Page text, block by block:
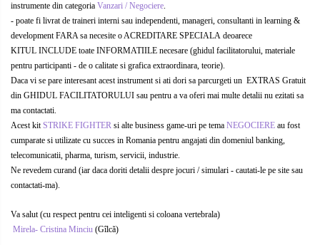
instrumente din categoria Vanzari / Negociere.
- poate fi livrat de traineri interni sau independenti, manageri, consultanti in learning &
development FARA sa necesite o ACREDITARE SPECIALA deoarece
KITUL INCLUDE toate INFORMATIILE necesare (ghidul facilitatorului, materiale
pentru participanti - de o calitate si grafica extraordinara, teorie).
Daca vi se pare interesant acest instrument si ati dori sa parcurgeti un EXTRAS Gratuit
din GHIDUL FACILITATORULUI sau pentru a va oferi mai multe detalii nu ezitati sa
ma contactati.
Acest kitSTRIKE FIGHTER si alte business game-uri pe tema NEGOCIERE au fost
cumparate si utilizate cu succes in Romania pentru angajati din domeniul banking,
telecomunicatii, pharma, turism, servicii, industrie.
Ne revedem curand (iar daca doriti detalii despre jocuri / simulari - cautati-le pe site sau
contactati-ma).
Va salut (cu respect pentru cei inteligenti si coloana vertebrala)
Mirela- Cristina Minciu (Gîlcă)